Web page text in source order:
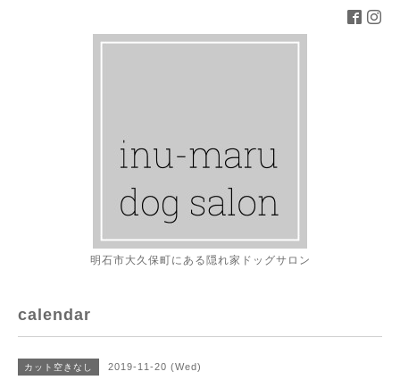
明石市大久保町にある隠れ家ドッグサロン
calendar
カット空きなし 2019-11-20 (Wed)